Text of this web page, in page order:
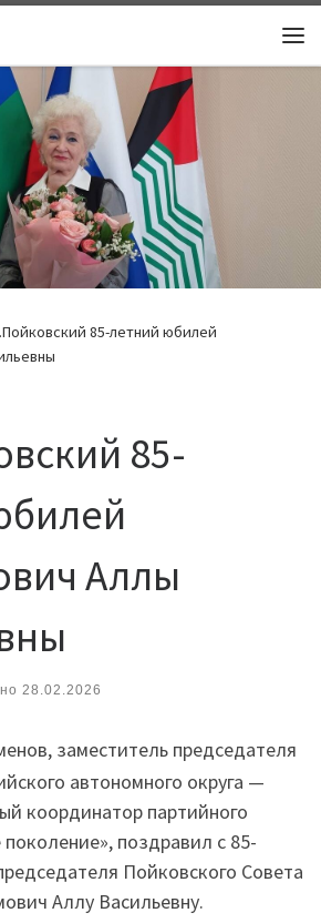
85-летний юбилей
85-
Аллы
28.02.2026
заместитель председателя
автономного округа —
координатор партийного
поздравил с 85-
Пойковского Совета
Аллу Васильевну.